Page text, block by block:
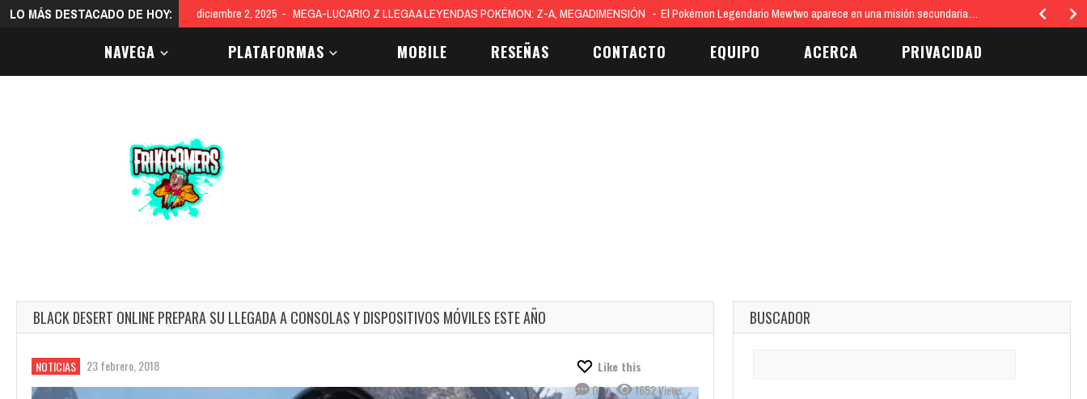
LO MÁS DESTACADO DE HOY: diciembre 2, 2025 MEGA-LUCARIO Z LLEGA A LEYENDAS POKÉMON: Z-A, MEGADIMENSIÓN El Pokémon Legendario Mewtwo aparece en una misión secundaria…
NAVEGA PLATAFORMAS MOBILE RESEÑAS CONTACTO EQUIPO ACERCA PRIVACIDAD
BLACK DESERT ONLINE PREPARA SU LLEGADA A CONSOLAS Y DISPOSITIVOS MÓVILES ESTE AÑO
NOTICIAS 23 febrero, 2018
Like this
0
1652 Views
BUSCADOR